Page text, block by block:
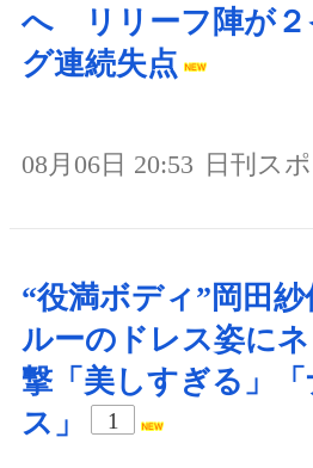
へ リリーフ陣が２
グ連続失点
08月06日 20:53 日刊ス
“役満ボディ”岡田
ルーのドレス姿に
撃「美しすぎる」「
ス」
1